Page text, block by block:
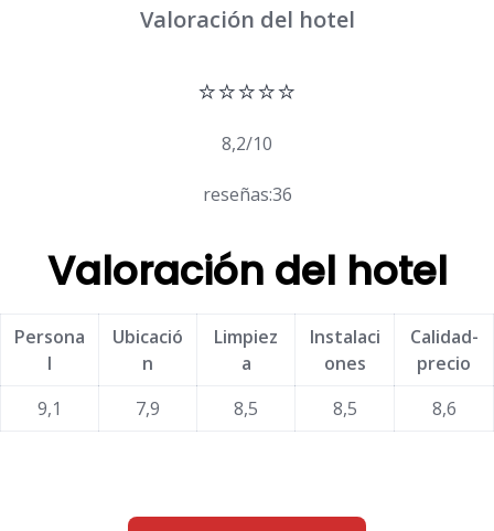
Valoración del hotel
⭐⭐⭐⭐⭐
8,2/10
reseñas:36
Valoración del hotel
Persona
l
Ubicació
n
Limpiez
a
Instalaci
ones
Calidad-
precio
9,1
7,9 8,5 8,5 8,6